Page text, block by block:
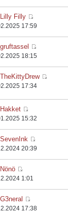
Lilly Filly
17:59
gruftassel
18:15
TheKittyDrew
17:34
Hakket
15:32
SevenInk
20:39
Nönö
1:01
G3neral
17:38